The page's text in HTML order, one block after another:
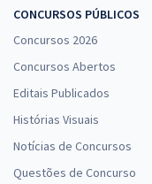
CONCURSOS PÚBLICOS
Concursos 2026
Concursos Abertos
Editais Publicados
Histórias Visuais
Notícias de Concursos
Questões de Concurso